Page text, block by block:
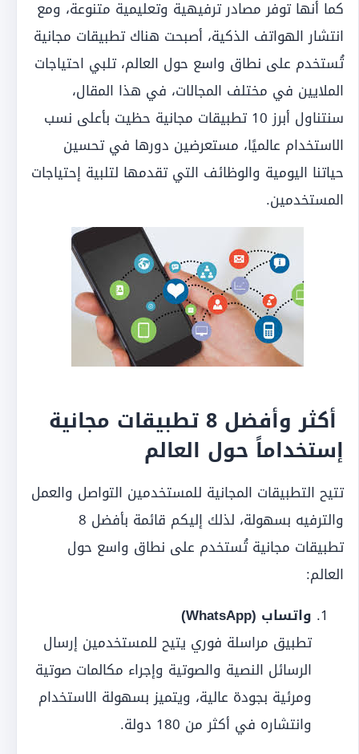
كما أنها توفر مصادر ترفيهية وتعليمية متنوعة، ومع
انتشار الهواتف الذكية، أصبحت هناك تطبيقات مجانية
تُستخدم على نطاق واسع حول العالم، تلبي احتياجات
الملايين في مختلف المجالات، في هذا المقال،
سنتناول أبرز 10 تطبيقات مجانية حظيت بأعلى نسب
الاستخدام عالميًا، مستعرضين دورها في تحسين
حياتنا اليومية والوظائف التي تقدمها لتلبية إحتياجات
المستخدمين.
أكثر وأفضل 8 تطبيقات مجانية
إستخداماً حول العالم
تتيح التطبيقات المجانية للمستخدمين التواصل والعمل
والترفيه بسهولة، لذلك إليكم قائمة بأفضل 8
تطبيقات مجانية تُستخدم على نطاق واسع حول
العالم:
واتساب (WhatsApp)
تطبيق مراسلة فوري يتيح للمستخدمين إرسال
الرسائل النصية والصوتية وإجراء مكالمات صوتية
ومرئية بجودة عالية، ويتميز بسهولة الاستخدام
وانتشاره في أكثر من 180 دولة.